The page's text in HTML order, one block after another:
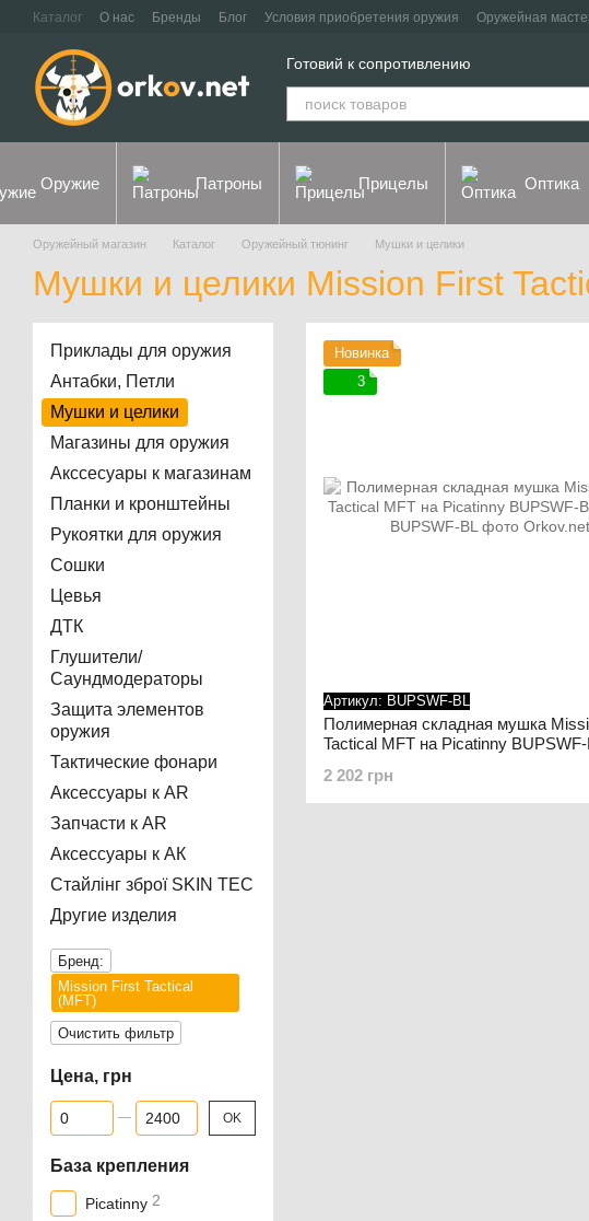
Перейти к основному контенту
Каталог О нас Бренды Блог Условия приобретения оружия Оружейная
Готовий к сопротивлению
Оружие Патроны Прицелы Оптика
Оружейный магазин Каталог Оружейный тюнинг Мушки и целики
Мушки и целики Mission First
Новинка
3
Артикул: BUPSWF-BL
Полимерная складная мушка
Tactical MFT на Picatinny
2 202 грн
Приклады для оружия
Антабки, Петли
Мушки и целики
Магазины для оружия
Акссесуары к магазинам
Планки и кронштейны
Рукоятки для оружия
Сошки
Цевья
ДТК
Глушители/
Саундмодераторы
Защита элементов
оружия
Тактические фонари
Аксессуары к AR
Запчасти к AR
Аксессуары к АК
Стайлінг зброї SKIN TEC
Другие изделия
Бренд:
Mission First Tactical
(MFT)
Очистить фильтр
Цена, грн
От Цена, грн
До Цена, грн OK
База крепления
Picatinny 2